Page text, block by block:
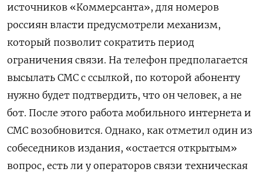
источников «Коммерсанта», для номеров
россиян власти предусмотрели механизм,
который позволит сократить период
ограничения связи. На телефон предполагается
высылать СМС с ссылкой, по которой абоненту
нужно будет подтвердить, что он человек, а не
бот. После этого работа мобильного интернета и
СМС возобновится. Однако, как отметил один из
собеседников издания, «остается открытым»
вопрос, есть ли у операторов связи техническая